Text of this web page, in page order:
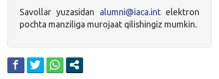
Savollar yuzasidan alumni@iaca.intelektron
pochta manziliga murojaat qilishingiz mumkin.